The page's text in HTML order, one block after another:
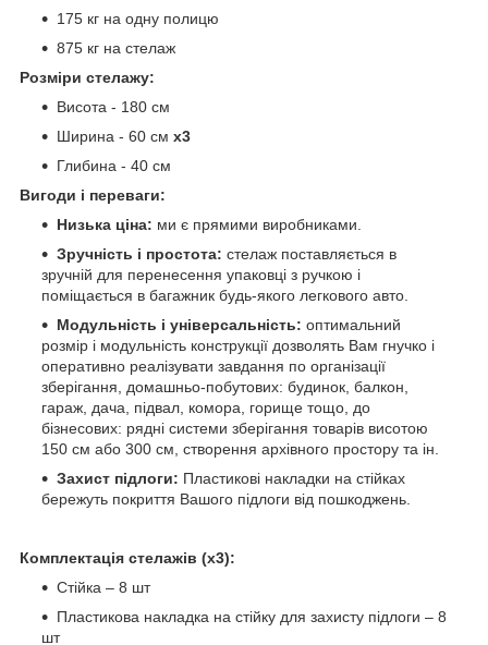
175 кг на одну полицю
875 кг на стелаж
Розміри стелажу:
Висота - 180 см
Ширина - 60 см х3
Глибина - 40 см
Вигоди і переваги:
Низька ціна: ми є прямими виробниками.
Зручність і простота: стелаж поставляється в
зручній для перенесення упаковці з ручкою і
поміщається в багажник будь-якого легкового авто.
Модульність і універсальність: оптимальний
розмір і модульність конструкції дозволять Вам гнучко і
оперативно реалізувати завдання по організації
зберігання, домашньо-побутових: будинок, балкон,
гараж, дача, підвал, комора, горище тощо, до
бізнесових: рядні системи зберігання товарів висотою
150 см або 300 см, створення архівного простору та ін.
Захист підлоги: Пластикові накладки на стійках
бережуть покриття Вашого підлоги від пошкоджень.
Комплектація стелажів (х3):
Стійка – 8 шт
Пластикова накладка на стійку для захисту підлоги – 8
шт